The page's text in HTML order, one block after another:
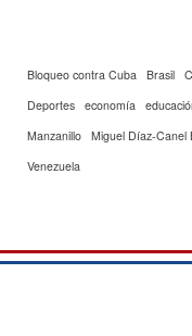
Bloqueo contra Cuba Brasil
Deportes economía
Manzanillo Miguel Díaz-Canel
Venezuela